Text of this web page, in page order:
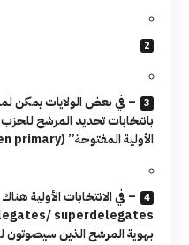
– في بعض الولايات يمكن
بانتخابات تحديد المرشح
الأولية المفتوحة” (open primary).
بهوية المرشح الذين سيصوتون